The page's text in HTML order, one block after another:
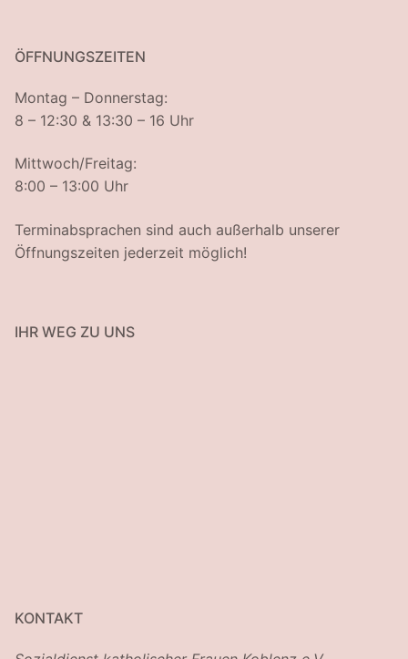
ÖFFNUNGSZEITEN
Montag – Donnerstag:
8 – 12:30 & 13:30 – 16 Uhr
Mittwoch/Freitag:
8:00 – 13:00 Uhr
Terminabsprachen sind auch außerhalb unserer
Öffnungszeiten jederzeit möglich!
IHR WEG ZU UNS
KONTAKT